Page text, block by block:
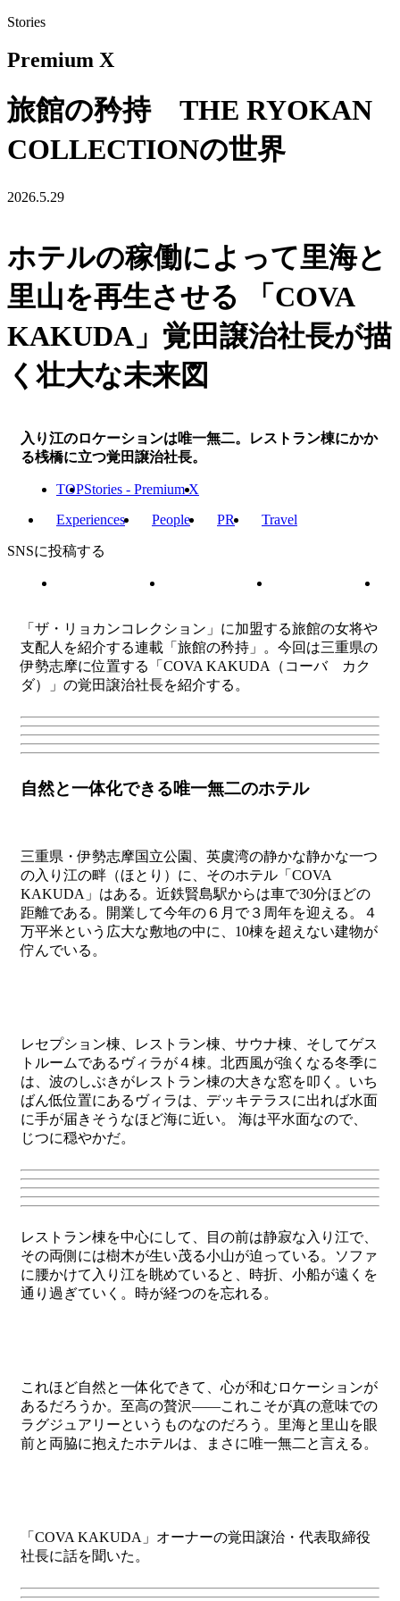
Stories
Premium X
旅館の矜持 THE RYOKAN
COLLECTIONの世界
2026.5.29
ホテルの稼働によって里海と
里山を再生させる 「COVA
KAKUDA」覚田譲治社長が描
く壮大な未来図
入り江のロケーションは唯一無二。レストラン棟にかか
る桟橋に立つ覚田譲治社長。
TOPStories - Premium X
Experiences
People PR Travel
SNSに投稿する
「ザ・リョカンコレクション」に加盟する旅館の女将や
支配人を紹介する連載「旅館の矜持」。今回は三重県の
伊勢志摩に位置する「COVA KAKUDA（コーバ カク
ダ）」の覚田譲治社長を紹介する。
自然と一体化できる唯一無二のホテル
三重県・伊勢志摩国立公園、英虞湾の静かな静かな一つ
の入り江の畔（ほとり）に、そのホテル「COVA
KAKUDA」はある。近鉄賢島駅からは車で30分ほどの
距離である。開業して今年の６月で３周年を迎える。４
万平米という広大な敷地の中に、10棟を超えない建物が
佇んでいる。
レセプション棟、レストラン棟、サウナ棟、そしてゲス
トルームであるヴィラが４棟。北西風が強くなる冬季に
は、波のしぶきがレストラン棟の大きな窓を叩く。いち
ばん低位置にあるヴィラは、デッキテラスに出れば水面
に手が届きそうなほど海に近い。 海は平水面なので、
じつに穏やかだ。
レストラン棟を中心にして、目の前は静寂な入り江で、
その両側には樹木が生い茂る小山が迫っている。ソファ
に腰かけて入り江を眺めていると、時折、小船が遠くを
通り過ぎていく。時が経つのを忘れる。
これほど自然と一体化できて、心が和むロケーションが
あるだろうか。至高の贅沢――これこそが真の意味での
ラグジュアリーというものなのだろう。里海と里山を眼
前と両脇に抱えたホテルは、まさに唯一無二と言える。
「COVA KAKUDA」オーナーの覚田譲治・代表取締役
社長に話を聞いた。